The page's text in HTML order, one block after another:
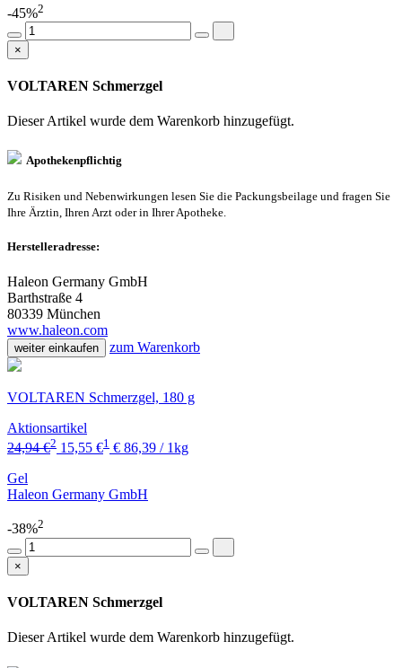
-45%2
×
VOLTAREN Schmerzgel
Dieser Artikel wurde dem Warenkorb hinzugefügt.
Apothekenpflichtig
Zu Risiken und Nebenwirkungen lesen Sie die Packungsbeilage und fragen Sie
Ihre Ärztin, Ihren Arzt oder in Ihrer Apotheke.
Herstelleradresse:
Haleon Germany GmbH
Barthstraße 4
80339 München
www.haleon.com
weiter einkaufen zum Warenkorb
VOLTAREN Schmerzgel, 180 g
Aktionsartikel
24,94 €2 15,55 €1 € 86,39 / 1kg
Gel
Haleon Germany GmbH
-38%2
×
VOLTAREN Schmerzgel
Dieser Artikel wurde dem Warenkorb hinzugefügt.